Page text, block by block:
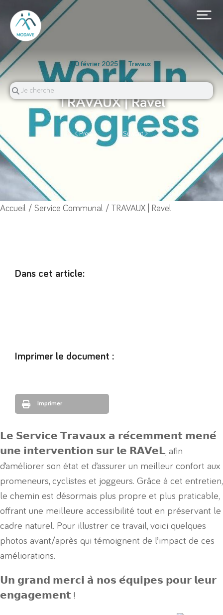
10 février 2025 Travaux
TRAVAUX | Ravel
Prec. Suivant
Vous êtes ici :
Accueil Service Communal TRAVAUX | Ravel
𝗟𝗲 𝗦𝗲𝗿𝘃𝗶𝗰𝗲 𝗧𝗿𝗮𝘃𝗮𝘂𝘅 𝗮 𝗿𝗲́𝗰𝗲𝗺𝗺𝗲𝗻𝘁 𝗺𝗲𝗻𝗲́
𝘂𝗻𝗲 𝗶𝗻𝘁𝗲𝗿𝘃𝗲𝗻𝘁𝗶𝗼𝗻 𝘀𝘂𝗿 𝗹𝗲 𝗥𝗔𝗩𝗲𝗟, afin
d’améliorer son état et d’assurer un meilleur confort aux
promeneurs, cyclistes et joggeurs. Grâce à cet entretien,
le chemin est désormais plus propre et plus praticable,
offrant une meilleure accessibilité tout en préservant le
cadre naturel. Pour illustrer ce travail, voici quelques
photos avant/après qui témoignent de l’impact de ces
améliorations.
𝗨𝗻 𝗴𝗿𝗮𝗻𝗱 𝗺𝗲𝗿𝗰𝗶 𝗮̀ 𝗻𝗼𝘀 𝗲́𝗾𝘂𝗶𝗽𝗲𝘀 𝗽𝗼𝘂𝗿 𝗹𝗲𝘂𝗿
𝗲𝗻𝗴𝗮𝗴𝗲𝗺𝗲𝗻𝘁 !
Dans cet article:
Imprimer le document :
Imprimer